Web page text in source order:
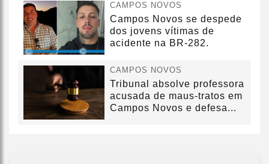
CAMPOS NOVOS
Campos Novos se despede
dos jovens vítimas de
acidente na BR-282.
CAMPOS NOVOS
Tribunal absolve professora
acusada de maus-tratos em
Campos Novos e defesa...